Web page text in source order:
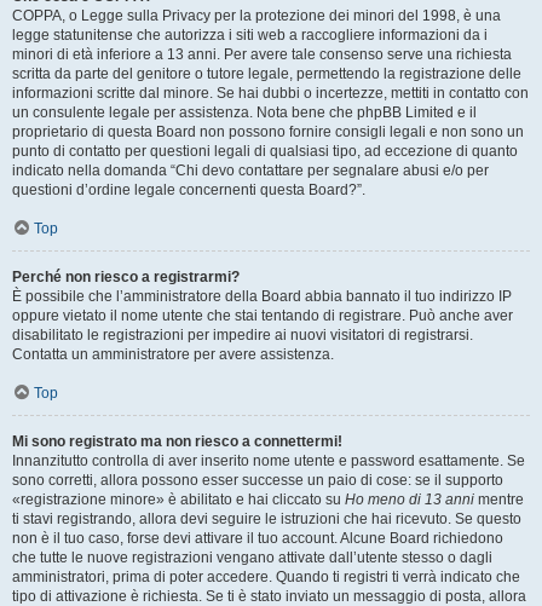
COPPA, o Legge sulla Privacy per la protezione dei minori del 1998, è una
legge statunitense che autorizza i siti web a raccogliere informazioni da i
minori di età inferiore a 13 anni. Per avere tale consenso serve una richiesta
scritta da parte del genitore o tutore legale, permettendo la registrazione delle
informazioni scritte dal minore. Se hai dubbi o incertezze, mettiti in contatto con
un consulente legale per assistenza. Nota bene che phpBB Limited e il
proprietario di questa Board non possono fornire consigli legali e non sono un
punto di contatto per questioni legali di qualsiasi tipo, ad eccezione di quanto
indicato nella domanda “Chi devo contattare per segnalare abusi e/o per
questioni d’ordine legale concernenti questa Board?”.
Top
Perché non riesco a registrarmi?
È possibile che l’amministratore della Board abbia bannato il tuo indirizzo IP
oppure vietato il nome utente che stai tentando di registrare. Può anche aver
disabilitato le registrazioni per impedire ai nuovi visitatori di registrarsi.
Contatta un amministratore per avere assistenza.
Top
Mi sono registrato ma non riesco a connettermi!
Innanzitutto controlla di aver inserito nome utente e password esattamente. Se
sono corretti, allora possono esser successe un paio di cose: se il supporto
«registrazione minore» è abilitato e hai cliccato su Ho meno di 13 anni mentre
ti stavi registrando, allora devi seguire le istruzioni che hai ricevuto. Se questo
non è il tuo caso, forse devi attivare il tuo account. Alcune Board richiedono
che tutte le nuove registrazioni vengano attivate dall’utente stesso o dagli
amministratori, prima di poter accedere. Quando ti registri ti verrà indicato che
tipo di attivazione è richiesta. Se ti è stato inviato un messaggio di posta, allora